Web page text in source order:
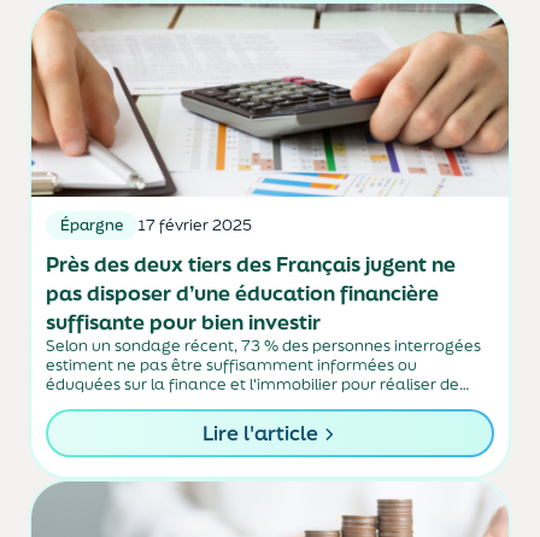
Épargne 17 février 2025
Près des deux tiers des Français jugent ne
pas disposer d’une éducation financière
suffisante pour bien investir
Selon un sondage récent, 73 % des personnes interrogées
estiment ne pas être suffisamment informées ou
éduquées sur la finance et l'immobilier pour réaliser de
Lire l'article